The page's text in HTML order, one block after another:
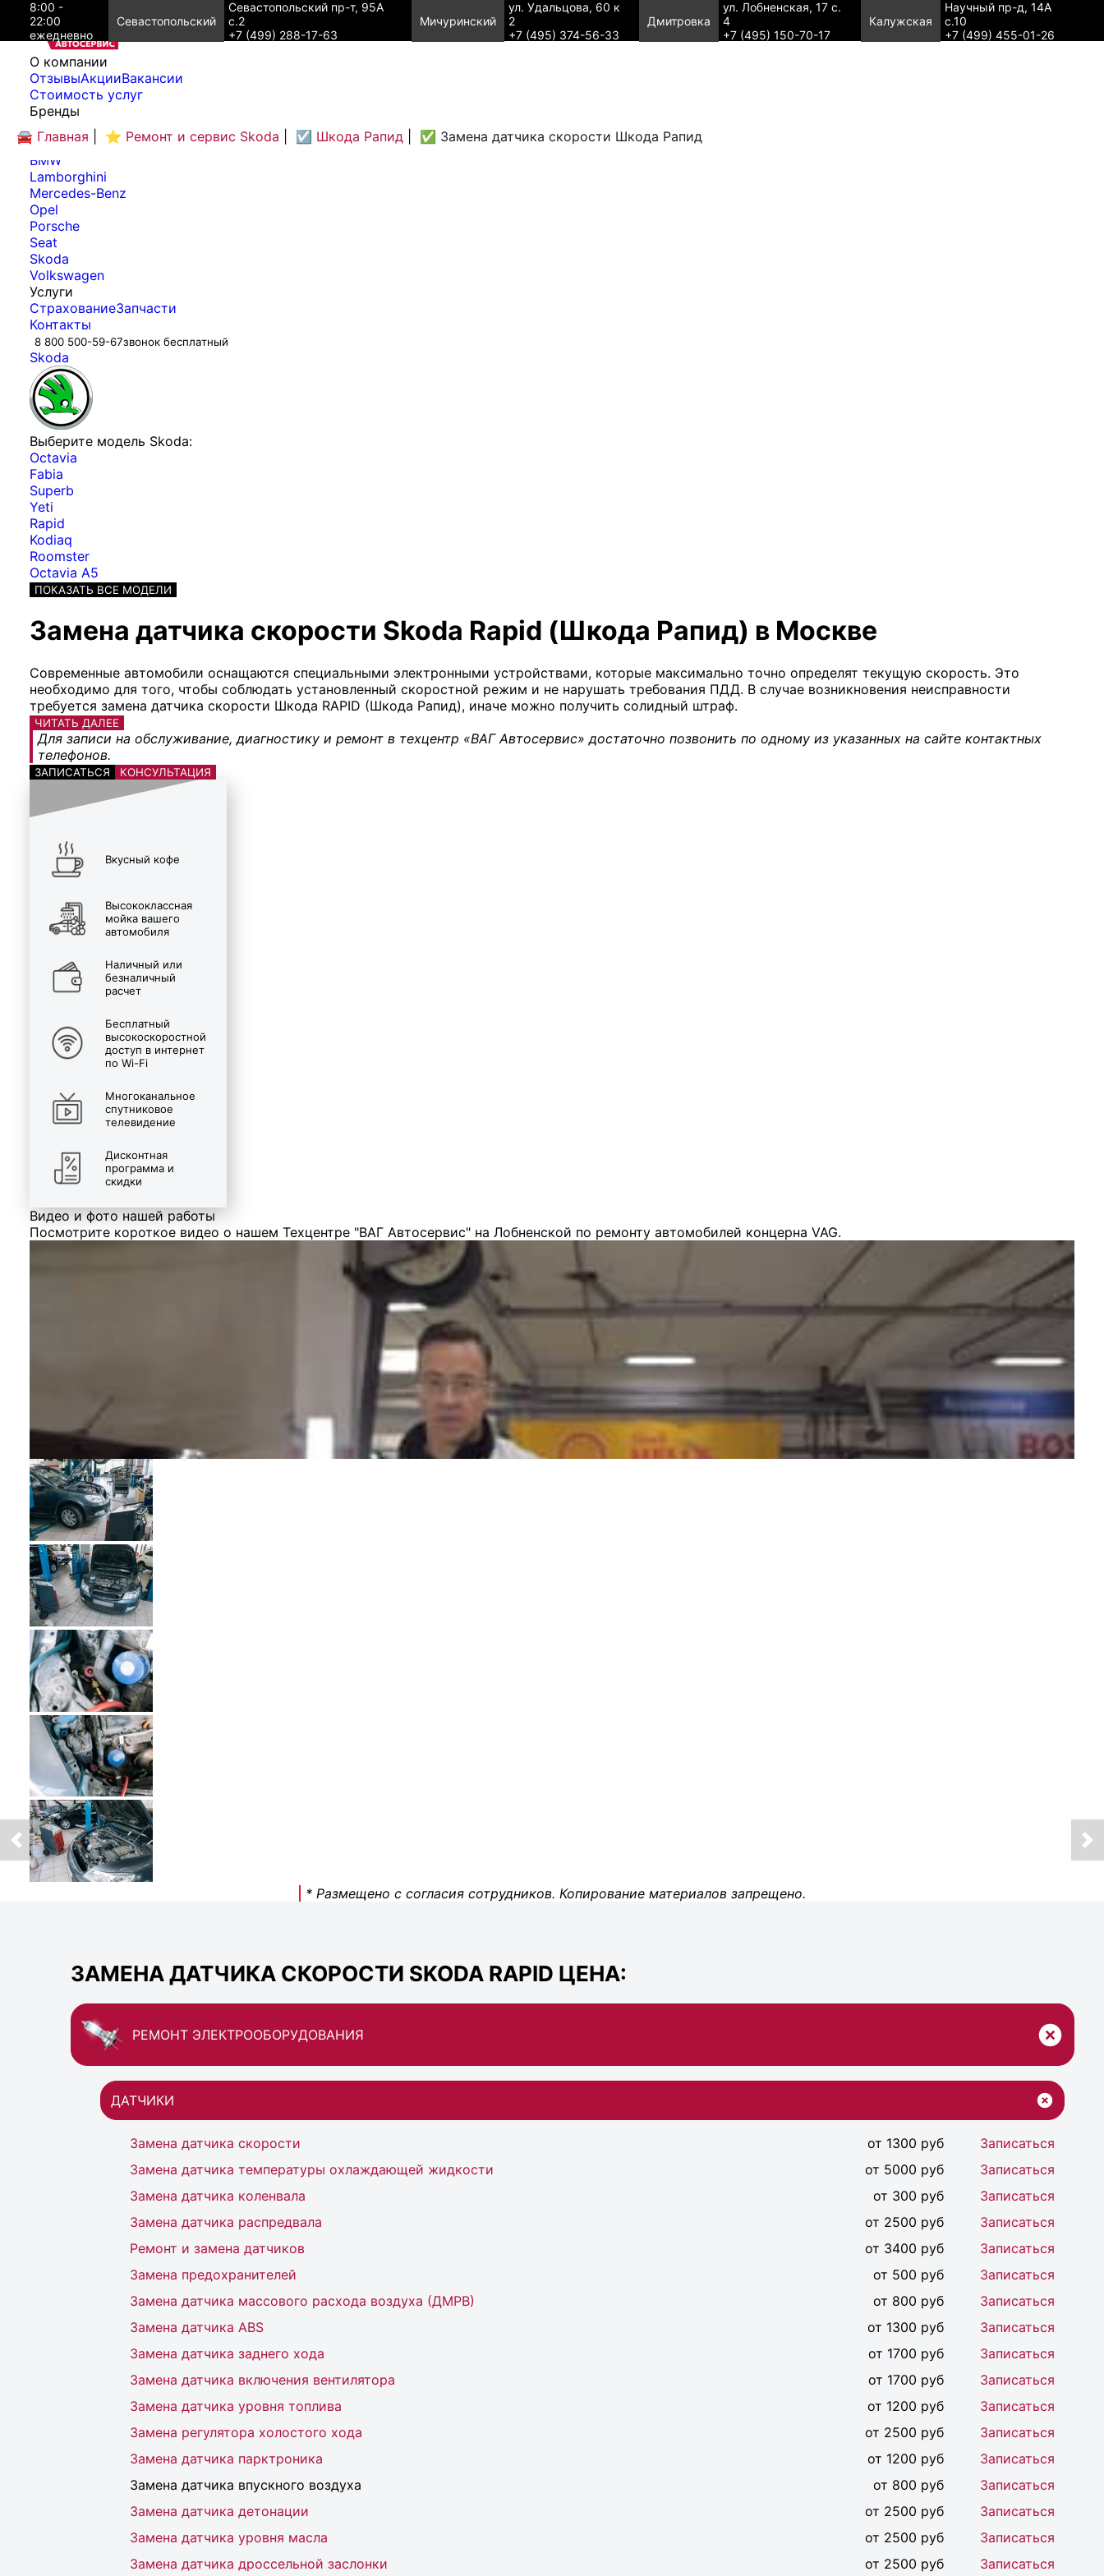
8:00 -
22:00
ежедневно
Севастопольский
Севастопольский пр-т, 95А
с.2
+7 (499) 288-17-63
Мичуринский
ул. Удальцова, 60 к
2
+7 (495) 374-56-33
Дмитровка
ул. Лобненская, 17 с.
4
+7 (495) 150-70-17
Калужская
Научный пр-д, 14А
с.10
+7 (499) 455-01-26
O компании
ОтзывыАкцииВакансии
Cтоимость услуг
Бренды
Audi
Bentley
BMW
Lamborghini
Mercedes-Benz
Opel
Porsche
Seat
Skoda
Volkswagen
Услуги
СтрахованиеЗапчасти
Контакты
8 800 500-59-67звонок бесплатный
🚘 Главная ⭐ Ремонт и сервис Skoda ☑️ Шкода Рапид ✅ Замена датчика скорости Шкода Рапид
Skoda
Выберите модель Skoda:
Octavia
Fabia
Superb
Yeti
Rapid
Kodiaq
Roomster
Octavia A5
ПОКАЗАТЬ ВСЕ МОДЕЛИ
Замена датчика скорости Skoda Rapid (Шкода Рапид) в Москве
Современные автомобили оснащаются специальными электронными устройствами, которые максимально точно определят текущую скорость. Это
необходимо для того, чтобы соблюдать установленный скоростной режим и не нарушать требования ПДД. В случае возникновения неисправности
требуется замена датчика скорости Шкода RAPID (Шкода Рапид), иначе можно получить солидный штраф.
ЧИТАТЬ ДАЛЕЕ
Для записи на обслуживание, диагностику и ремонт в техцентр «ВАГ Автосервис» достаточно позвонить по одному из указанных на сайте контактных
телефонов.
ЗАПИСАТЬСЯ КОНСУЛЬТАЦИЯ
Вкусный кофе
Высококлассная
мойка вашего
автомобиля
Наличный или
безналичный
расчет
Бесплатный
высокоскоростной
доступ в интернет
по Wi-Fi
Многоканальное
спутниковое
телевидение
Дисконтная
программа и
скидки
Видео и фото нашей работы
Посмотрите короткое видео о нашем Техцентре "ВАГ Автосервис" на Лобненской по ремонту автомобилей концерна VAG.
* Размещено с согласия сотрудников. Копирование материалов запрещено.
ЗАМЕНА ДАТЧИКА СКОРОСТИ SKODA RAPID ЦЕНА:
РЕМОНТ ЭЛЕКТРООБОРУДОВАНИЯ
ДАТЧИКИ
Замена датчика скорости от 1300 руб
Записаться
Замена датчика температуры охлаждающей жидкости
от 5000 руб
Записаться
Замена датчика коленвала
от 300 руб
Записаться
Замена датчика распредвала
от 2500 руб
Записаться
Ремонт и замена датчиков
от 3400 руб
Записаться
Замена предохранителей
от 500 руб
Записаться
Замена датчика массового расхода воздуха (ДМРВ)
от 800 руб
Записаться
Замена датчика ABS
от 1300 руб
Записаться
Замена датчика заднего хода
от 1700 руб
Записаться
Замена датчика включения вентилятора
от 1700 руб
Записаться
Замена датчика уровня топлива
от 1200 руб
Записаться
Замена регулятора холостого хода
от 2500 руб
Записаться
Замена датчика парктроника
от 1200 руб
Записаться
Замена датчика впускного воздуха
от 800 руб
Записаться
Замена датчика детонации
от 2500 руб
Записаться
Замена датчика уровня масла
от 2500 руб
Записаться
Замена датчика дроссельной заслонки
от 2500 руб Записаться